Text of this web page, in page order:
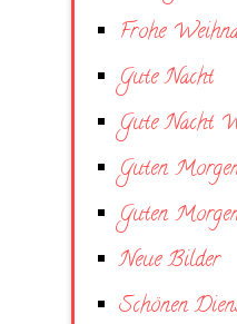
Frohe
Gute Nacht
Gute Nacht
Guten
Guten
Neue Bilder
Schönen